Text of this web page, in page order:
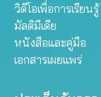
วิดีโอเพื่อการเรียนรู้
มัลติมีเดีย
หนังสือและคู่มือ
เอกสารเผยแพร่